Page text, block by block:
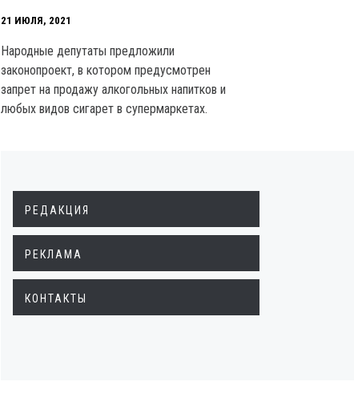
21 ИЮЛЯ, 2021
Народные депутаты предложили
законопроект, в котором предусмотрен
запрет на продажу алкогольных напитков и
любых видов сигарет в супермаркетах.
РЕДАКЦИЯ
РЕКЛАМА
КОНТАКТЫ